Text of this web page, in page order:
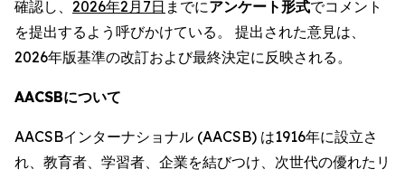
確認し、 2026年2月7日 までにアンケート形式でコメント
を提出するよう呼びかけている。 提出された意見は、
2026年版基準の改訂および最終決定に反映される。
AACSBについて
AACSBインターナショナル (AACSB) は1916年に設立さ
れ、教育者、学習者、企業を結びつけ、次世代の優れたリ